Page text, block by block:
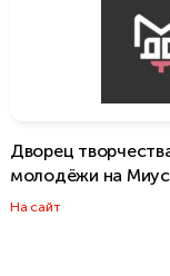
Дворец
молодёжи на
На сайт